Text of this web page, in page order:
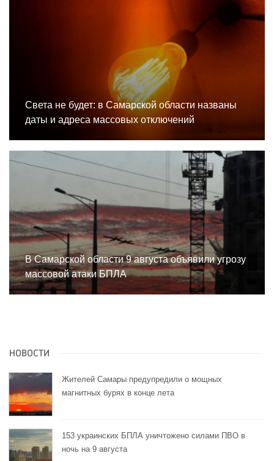
Света не будет: в Самарской области названы
даты и адреса массовых отключений
В Самарской области 9 августа объявили угрозу
массовой атаки БПЛА
НОВОСТИ
Жителей Самары предупредили о мощных
магнитных бурях в конце лета
153 украинских БПЛА уничтожено силами ПВО в
ночь на 9 августа